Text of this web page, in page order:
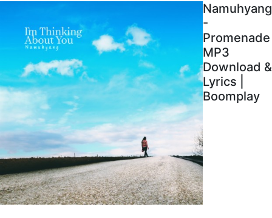
Namuhyang
-
Promenade
MP3
Download &
Lyrics |
Boomplay